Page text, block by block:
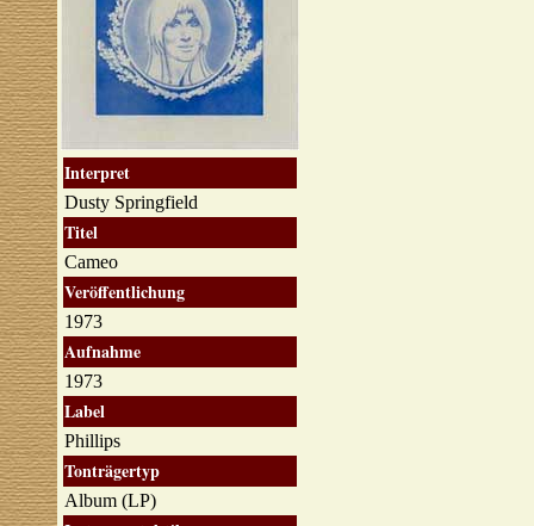
Interpret
Dusty Springfield
Titel
Cameo
Veröffentlichung
1973
Aufnahme
1973
Label
Phillips
Tonträgertyp
Album (LP)